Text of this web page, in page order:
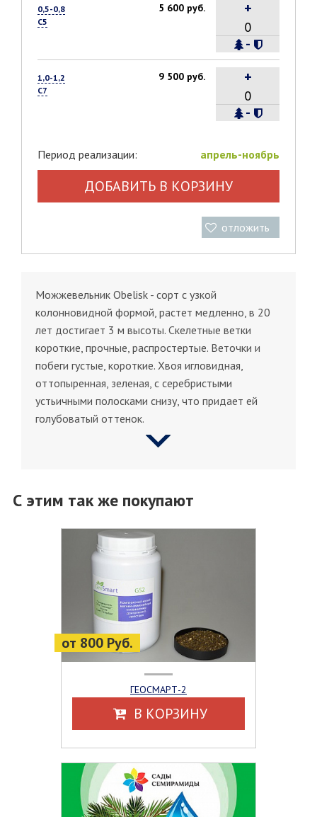
0,5-0,8
С5
5 600 руб.
-
+
1,0-1,2
С7
9 500 руб.
-
+
Период реализации: апрель-ноябрь
ДОБАВИТЬ В КОРЗИНУ
отложить
Можжевельник Obelisk - сорт с узкой
колонновидной формой, растет медленно, в 20
лет достигает 3 м высоты. Скелетные ветки
короткие, прочные, распростертые. Веточки и
побеги густые, короткие. Хвоя игловидная,
оттопыренная, зеленая, с серебристыми
устьичными полосками снизу, что придает ей
голубоватый оттенок.
С этим так же покупают
от 800 Руб.
ГЕОСМАРТ-2
В КОРЗИНУ